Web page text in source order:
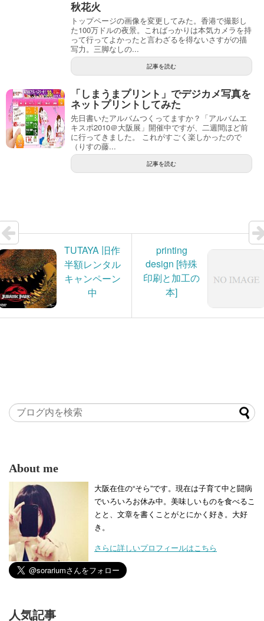
秋花火
トップページの画像を変更してみた。香港で撮影し
た100万ドルの夜景。こればっかりは本気カメラを持
って行ってよかったと言わざるを得ないさすがの描
写力。三脚なしの...
記事を読む
「しまうまプリント」でデジカメ写真を
ネットプリントしてみた
先日書いたアルバムつくってますか？「アルバムエ
キスポ2010＠大阪展」開催中ですが、二週間ほど前
に行ってきました。 これがすごく楽しかったので
（りすの藤...
記事を読む
TUTAYA 旧作
半額レンタル
キャンペーン
中
printing
design [特殊
印刷と加工の
本]
About me
大阪在住の“そら”です。現在は子育て中と闘病
でいろいろお休み中。美味しいものを食べるこ
とと、文章を書くことがとにかく好き。大好
き。
さらに詳しいプロフィールはこちら
人気記事